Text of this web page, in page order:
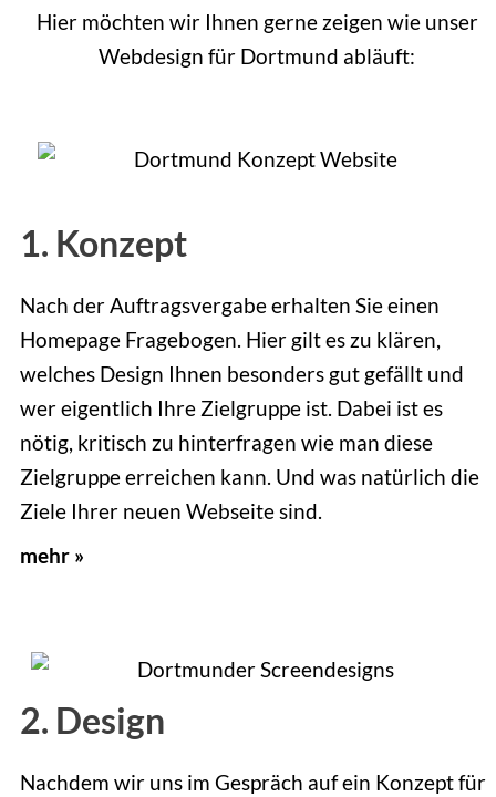
Hier möchten wir Ihnen gerne zeigen wie unser
Webdesign für Dortmund abläuft:
1. Konzept
Nach der Auftragsvergabe erhalten Sie einen
Homepage Fragebogen. Hier gilt es zu klären,
welches Design Ihnen besonders gut gefällt und
wer eigentlich Ihre Zielgruppe ist. Dabei ist es
nötig, kritisch zu hinterfragen wie man diese
Zielgruppe erreichen kann. Und was natürlich die
Ziele Ihrer neuen Webseite sind.
mehr »
2. Design
Nachdem wir uns im Gespräch auf ein Konzept für